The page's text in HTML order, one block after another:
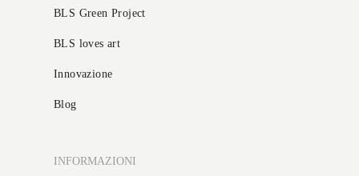
BLS Green Project
BLS loves art
Innovazione
Blog
INFORMAZIONI